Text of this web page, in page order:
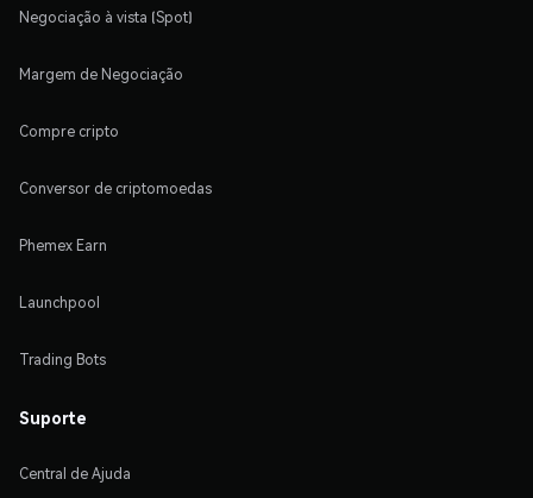
Negociação à vista (Spot)
Margem de Negociação
Compre cripto
Conversor de criptomoedas
Phemex Earn
Launchpool
Trading Bots
Suporte
Central de Ajuda